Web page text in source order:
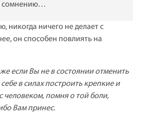
сомнению…
никогда ничего не делает с
он способен повлиять на
если Вы не в состоянии отменить
в силах построить крепкие и
человеком, помня о той боли,
Вам принес.